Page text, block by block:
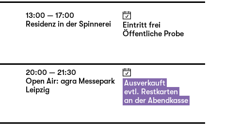
Eintritt frei
Öffentliche Probe
13:00 — 17:00
Residenz in der Spinnerei
Ausverkauft
evtl. Restkarten
an der Abendkasse
20:00 — 21:30
Open Air: agra Messepark
Leipzig